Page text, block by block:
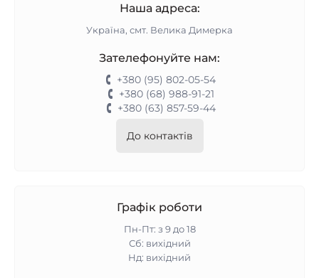
Наша адреса:
Україна, смт. Велика Димерка
Зателефонуйте нам:
+380 (95) 802-05-54
+380 (68) 988-91-21
+380 (63) 857-59-44
До контактів
Графік роботи
Пн-Пт: з 9 до 18
Сб: вихідний
Нд: вихідний